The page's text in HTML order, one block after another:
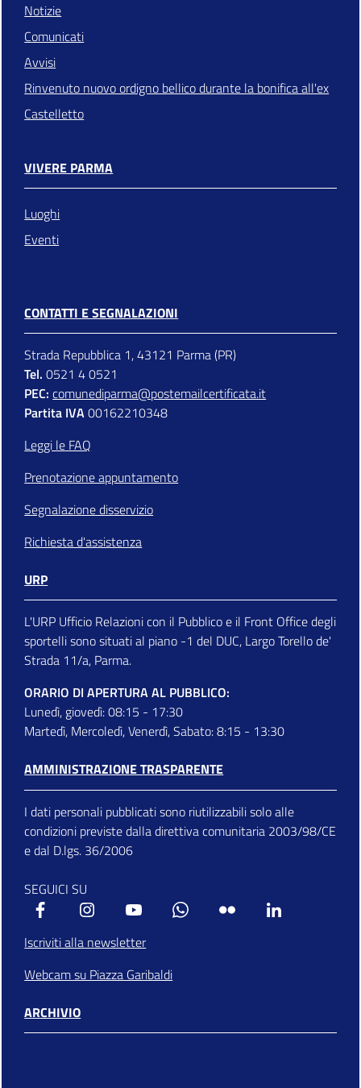
Notizie
Comunicati
Avvisi
Rinvenuto nuovo ordigno bellico durante la bonifica all'ex
Castelletto
VIVERE PARMA
Luoghi
Eventi
CONTATTI E SEGNALAZIONI
Strada Repubblica 1, 43121 Parma (PR)
Tel. 0521 4 0521
PEC: comunediparma@postemailcertificata.it
Partita IVA00162210348
Leggi le FAQ
Prenotazione appuntamento
Segnalazione disservizio
Richiesta d'assistenza
URP
L'URP Ufficio Relazioni con il Pubblico e il Front Office degli
sportelli sono situati al piano -1 del DUC, Largo Torello de'
Strada 11/a, Parma.
ORARIO DI APERTURA AL PUBBLICO:
Lunedì, giovedì: 08:15 - 17:30
Martedì, Mercoledì, Venerdì, Sabato: 8:15 - 13:30
AMMINISTRAZIONE TRASPARENTE
I dati personali pubblicati sono riutilizzabili solo alle
condizioni previste dalla direttiva comunitaria 2003/98/CE
e dal D.lgs. 36/2006
SEGUICI SU
Facebook Instagram Youtube Whatsapp
Iscriviti alla newsletter
Webcam su Piazza Garibaldi
ARCHIVIO